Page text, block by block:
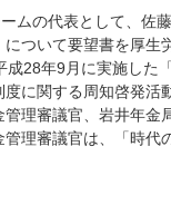
ムの代表として、佐藤
ついて要望書を厚生
28年9月に実施した
に関する周知啓発活
理審議官、岩井年金
理審議官は、「時代